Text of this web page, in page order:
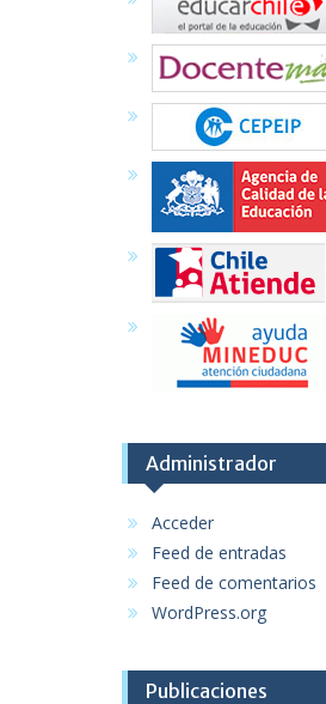
Administrador
Acceder
Feed de entradas
Feed de comentarios
WordPress.org
Publicaciones